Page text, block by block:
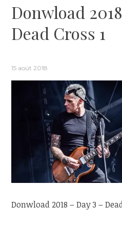
Donwload
Dead Cross 1
15 août 2018
Donwload 2018 – Day 3 –